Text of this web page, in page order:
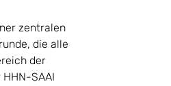
zentralen
die alle
der
SAAI